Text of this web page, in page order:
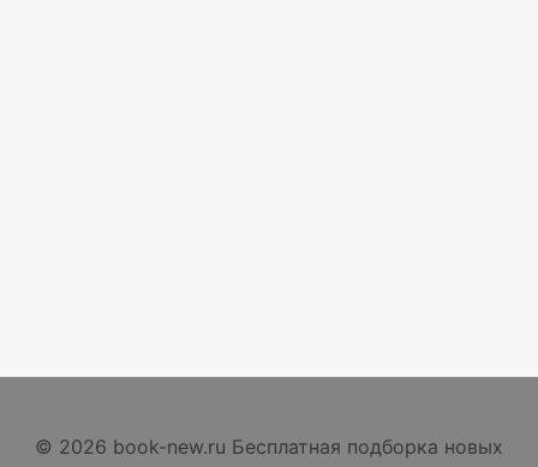
© 2026 book-new.ru Бесплатная подборка новых